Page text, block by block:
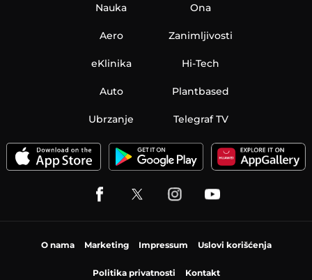
Nauka
Aero
Ona
Zanimljivosti
eKlinika Hi-Tech
Auto Plantbased
Ubrzanje Telegraf TV
O nama Marketing Impressum Uslovi korišćenja
Politika privatnosti Kontakt